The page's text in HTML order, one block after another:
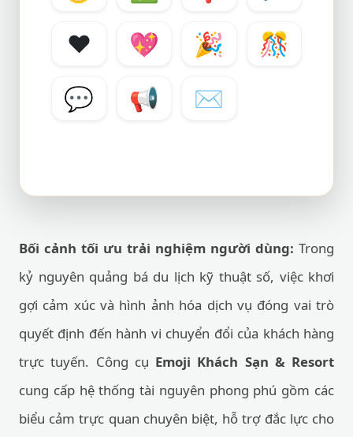
❤️
💖 🎉
🎊
💬
📢 ✉️
Bối cảnh tối ưu trải nghiệm người dùng: Trong
kỷ nguyên quảng bá du lịch kỹ thuật số, việc khơi
gợi cảm xúc và hình ảnh hóa dịch vụ đóng vai trò
quyết định đến hành vi chuyển đổi của khách hàng
trực tuyến. Công cụ Emoji Khách Sạn & Resort
cung cấp hệ thống tài nguyên phong phú gồm các
biểu cảm trực quan chuyên biệt, hỗ trợ đắc lực cho